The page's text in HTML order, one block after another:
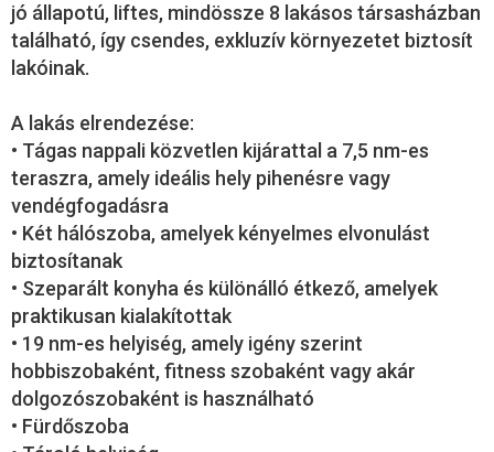
jó állapotú, liftes, mindössze 8 lakásos társasházban
található, így csendes, exkluzív környezetet biztosít
lakóinak.
A lakás elrendezése:
• Tágas nappali közvetlen kijárattal a 7,5 nm-es
teraszra, amely ideális hely pihenésre vagy
vendégfogadásra
• Két hálószoba, amelyek kényelmes elvonulást
biztosítanak
• Szeparált konyha és különálló étkező, amelyek
praktikusan kialakítottak
• 19 nm-es helyiség, amely igény szerint
hobbiszobaként, fitness szobaként vagy akár
dolgozószobaként is használható
• Fürdőszoba